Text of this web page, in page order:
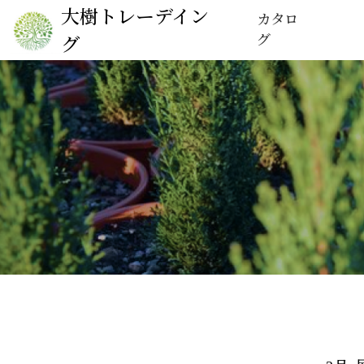
大樹トレーデイン
グ
カタロ
グ